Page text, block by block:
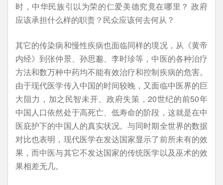
时，中华民族引以为荣的仁爱美德究竟在哪里？ 政府
应该承担什么样的职责？民众应该何去何从？
其它的传染病和慢性疾病也面临同样的境况，从《黄帝
内经》到张仲景、孙思邈、李时珍等，中医的各种治疗
方法和数万种中药均不能有效治疗和控制疾病的危害。
由于现代医学传入中国的时间较晚，又面临中医界的巨
大阻力，加之民智未开、政府失策，20世纪的前50年
中国人口依然处于高死亡、低寿命的阶段，这就是在中
医庇护下的中国人的真实状况。与同时期全世界的数据
对比也表明，现代医学在发达国家显示了前所未有的效
果，而中医与其它不发达国家的传统医学以及巫术的效
果相差无几。